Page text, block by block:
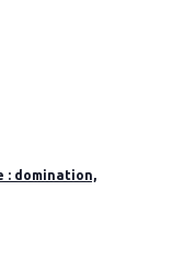
: domination,